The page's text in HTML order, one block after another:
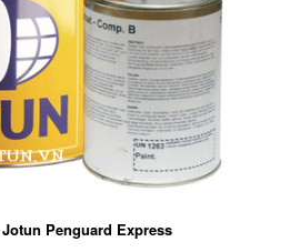
Penguard Express